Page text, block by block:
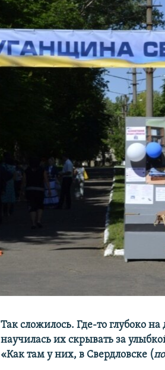
Так сложилось. Где-то глубоко
научилась их скрывать за
«Как там у них, в Свердловске (